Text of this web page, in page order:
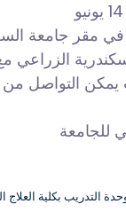
في مقر جامعة
التواصل من
للجامعة